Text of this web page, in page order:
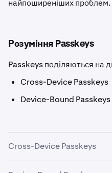
найпоширеніших проблем.
Розуміння Passkeys
Passkeys поділяються на
Cross-Device Passkeys
Device-Bound Passkeys
Cross-Device Passkeys
Cross-Device Passkeys